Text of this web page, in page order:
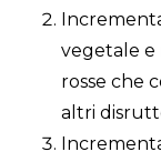
vegetale e
rosse che
altri